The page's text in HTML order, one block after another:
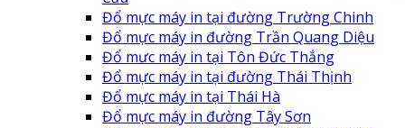
Đổ mực máy in tại đường Trường Chinh
Đổ mực máy in đường Trần Quang Diệu
Đổ mưc máy in tại Tôn Đức Thắng
Đổ mực máy in tại đường Thái Thịnh
Đổ mực máy in tại Thái Hà
Đổ mực máy in đường Tây Sơn